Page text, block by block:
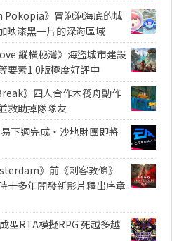
Pokopia》冒泡泡海底的城
映漆黑一片的深海區域
縱橫秘灣》海盜城市建設
要素1.0版極度好評中
》四人合作木筏舟動作
救助掉隊隊友
下週完成・沙地財團即將
》前《刺客教條》
十多年開發新影片釋出序章
型RTA模擬RPG 死越多越